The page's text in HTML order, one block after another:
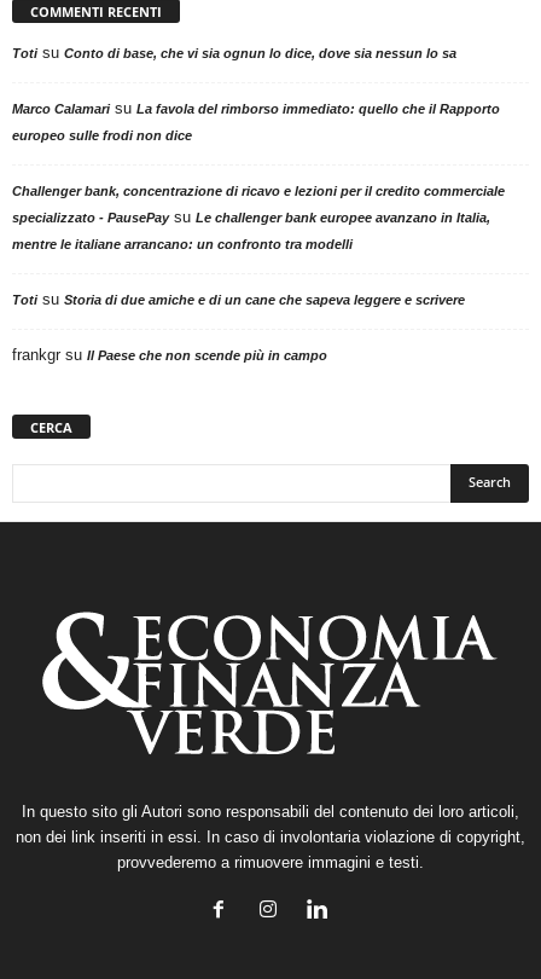
COMMENTI RECENTI
Totisu Conto di base, che vi sia ognun lo dice, dove sia nessun lo sa
Marco Calamarisu La favola del rimborso immediato: quello che il Rapporto
europeo sulle frodi non dice
Challenger bank, concentrazione di ricavo e lezioni per il credito commerciale
specializzato - PausePaysu Le challenger bank europee avanzano in Italia,
mentre le italiane arrancano: un confronto tra modelli
Totisu Storia di due amiche e di un cane che sapeva leggere e scrivere
frankgr su Il Paese che non scende più in campo
CERCA
In questo sito gli Autori sono responsabili del contenuto dei loro articoli,
non dei link inseriti in essi. In caso di involontaria violazione di copyright,
provvederemo a rimuovere immagini e testi.